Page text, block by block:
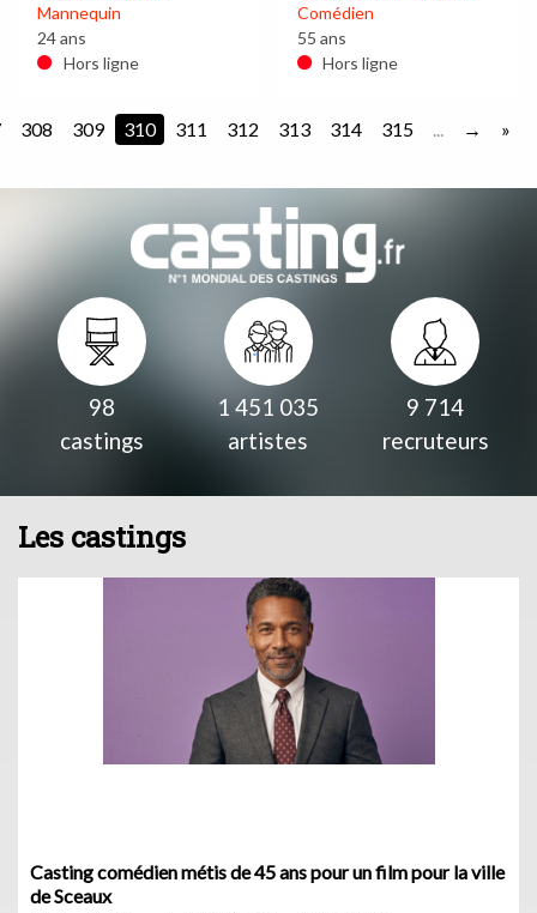
Mannequin
24 ans
Hors ligne
Comédien
55 ans
Hors ligne
308 309 310 311 312 313 314 315 ... »
98
castings
1 451 035
artistes
9 714
recruteurs
Les castings
Casting comédien métis de 45 ans pour un film pour la ville
de Sceaux